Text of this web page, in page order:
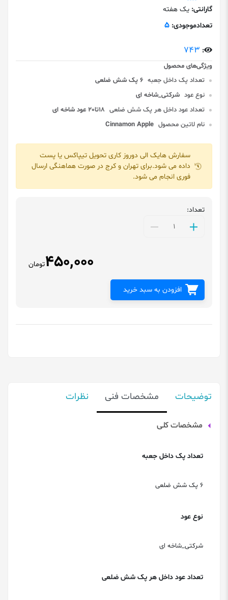
گارانتی: یک هفته
تعدادموجودی: 5
:
743
تعداد پک داخل جعبه 6 پک شش ضلعی
نوع عود شرکتی_شاخه ای
تعداد عود داخل هر پک شش ضلعی 18تا20 عود شاخه ای
نام لاتین محصول Cinnamon Apple
سفارش هایک الی دوروز کاری تحویل تیپاکس یا پست
داده می شود.برای تهران و کرج در صورت هماهنگی ارسال
فوری انجام می شود.
تعداد:
450,000تومان
افزودن به سبد خرید
توضیحات مشخصات فنی نظرات
مشخصات کلی
تعداد پک داخل جعبه
6 پک شش ضلعی
نوع عود
شرکتی_شاخه ای
تعداد عود داخل هر پک شش ضلعی